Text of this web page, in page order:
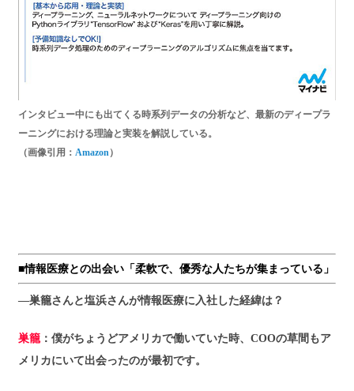
インタビュー中にも出てくる時系列データの分析など、最新のディープラ
ーニングにおける理論と実装を解説している。
（画像引用：Amazon）
■情報医療との出会い「柔軟で、優秀な人たちが集まっている」
―巣籠さんと塩浜さんが情報医療に入社した経緯は？
巣籠 ：僕がちょうどアメリカで働いていた時、COOの草間もア
メリカにいて出会ったのが最初です。